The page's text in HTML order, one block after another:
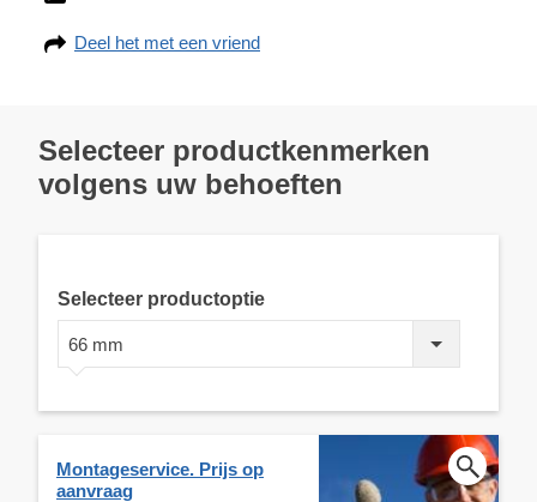
Deel het met een vriend
Selecteer productkenmerken
volgens uw behoeften
Selecteer productoptie
66 mm
Montageservice. Prijs op
aanvraag